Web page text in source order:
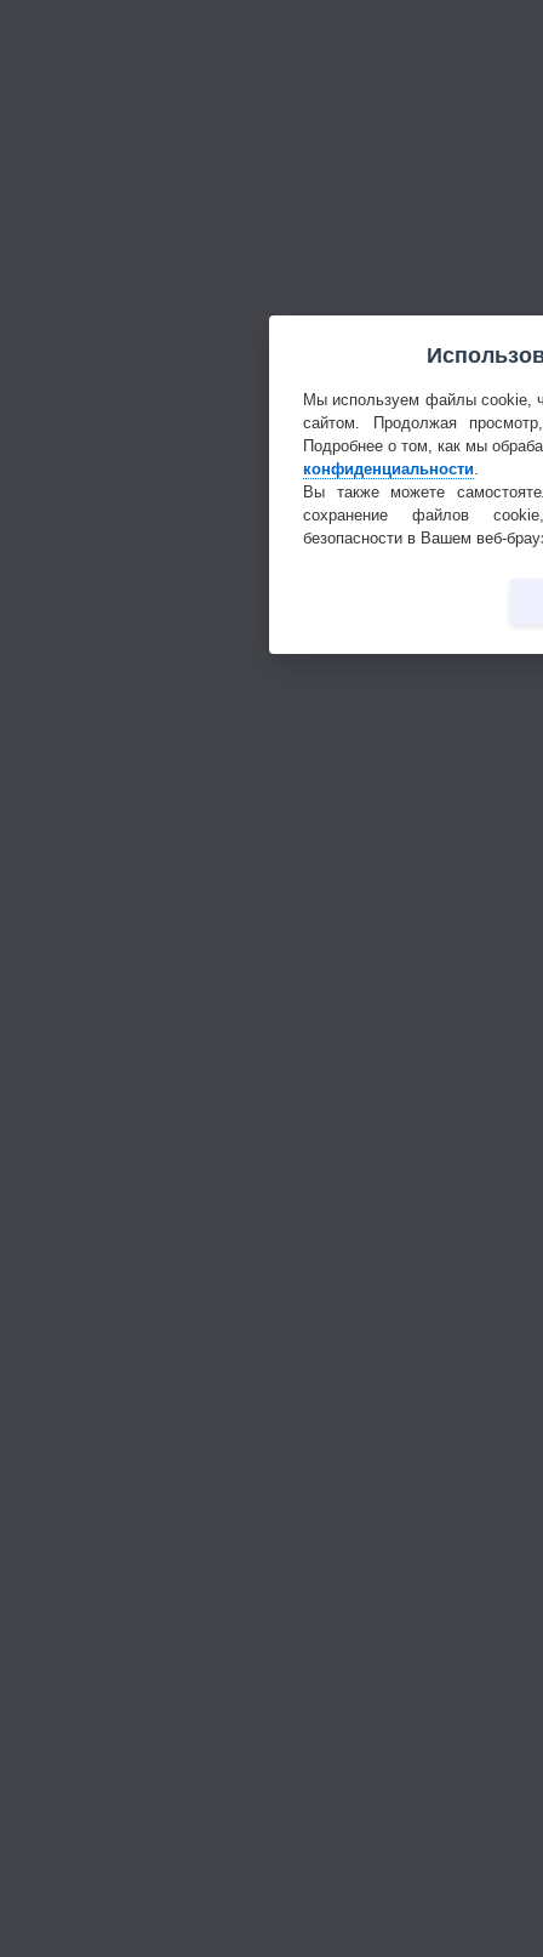
Мы используем файлы cookie,
сайтом. Продолжая
Подробнее о том, как мы
конфиденциальности.
Вы также можете
сохранение файлов
безопасности в Вашем веб-